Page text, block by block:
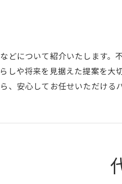
どについて紹介いたします
しや将来を見据えた提案を
、安心してお任せいただける